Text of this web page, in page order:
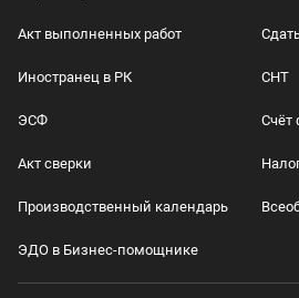
Акт выполненных работ
Иностранец в РК СНТ
ЭСФ Счёт
Акт сверки
Производственный календарь
ЭДО в Бизнес-помощнике